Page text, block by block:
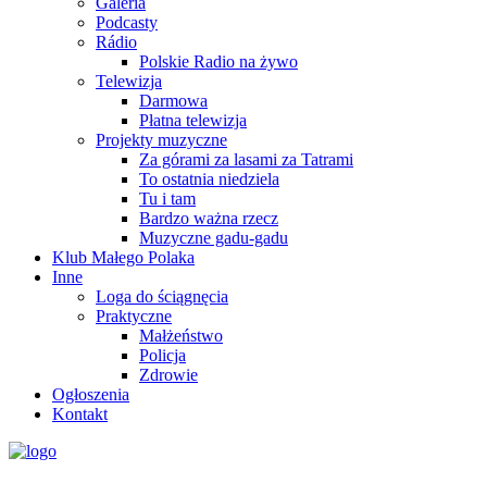
Podcasty
Rádio
Polskie Radio na żywo
Telewizja
Darmowa
Płatna telewizja
Projekty muzyczne
Za górami za lasami za Tatrami
To ostatnia niedziela
Tu i tam
Bardzo ważna rzecz
Muzyczne gadu-gadu
Klub Małego Polaka
Inne
Loga do ściągnęcia
Praktyczne
Małżeństwo
Policja
Zdrowie
Ogłoszenia
Kontakt